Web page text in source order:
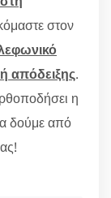
στον
απόδειξης.
η
δούμε από